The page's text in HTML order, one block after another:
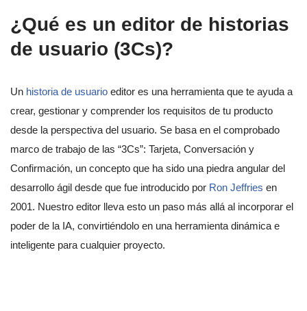
¿Qué es un editor de historias
de usuario (3Cs)?
Un historia de usuario editor es una herramienta que te ayuda a
crear, gestionar y comprender los requisitos de tu producto
desde la perspectiva del usuario. Se basa en el comprobado
marco de trabajo de las “3Cs”: Tarjeta, Conversación y
Confirmación, un concepto que ha sido una piedra angular del
desarrollo ágil desde que fue introducido por Ron Jeffries en
2001. Nuestro editor lleva esto un paso más allá al incorporar el
poder de la IA, convirtiéndolo en una herramienta dinámica e
inteligente para cualquier proyecto.